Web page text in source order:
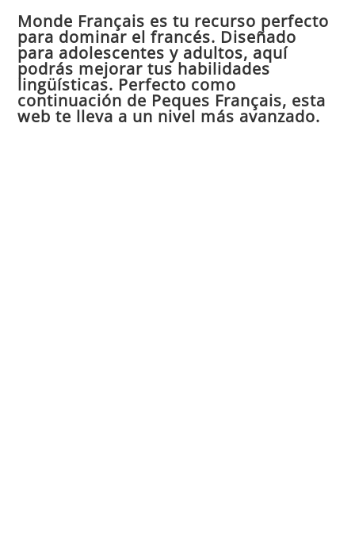
Monde Français es tu recurso perfecto
para dominar el francés. Diseñado
para adolescentes y adultos, aquí
podrás mejorar tus habilidades
lingüísticas. Perfecto como
continuación de Peques Français, esta
web te lleva a un nivel más avanzado.